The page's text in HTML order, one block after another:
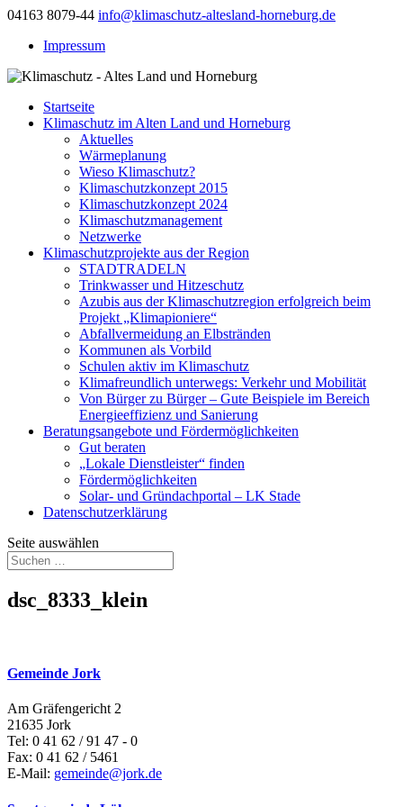
04163 8079-44 info@klimaschutz-altesland-horneburg.de
Impressum
Startseite
Klimaschutz im Alten Land und Horneburg
Aktuelles
Wärmeplanung
Wieso Klimaschutz?
Klimaschutzkonzept 2015
Klimaschutzkonzept 2024
Klimaschutzmanagement
Netzwerke
Klimaschutzprojekte aus der Region
STADTRADELN
Trinkwasser und Hitzeschutz
Azubis aus der Klimaschutzregion erfolgreich beim
Projekt „Klimapioniere“
Abfallvermeidung an Elbstränden
Kommunen als Vorbild
Schulen aktiv im Klimaschutz
Klimafreundlich unterwegs: Verkehr und Mobilität
Von Bürger zu Bürger – Gute Beispiele im Bereich
Energieeffizienz und Sanierung
Beratungsangebote und Fördermöglichkeiten
Gut beraten
„Lokale Dienstleister“ finden
Fördermöglichkeiten
Solar- und Gründachportal – LK Stade
Datenschutzerklärung
Seite auswählen
dsc_8333_klein
Gemeinde Jork
Am Gräfengericht 2
21635 Jork
Tel: 0 41 62 / 91 47 - 0
Fax: 0 41 62 / 5461
E-Mail: gemeinde@jork.de